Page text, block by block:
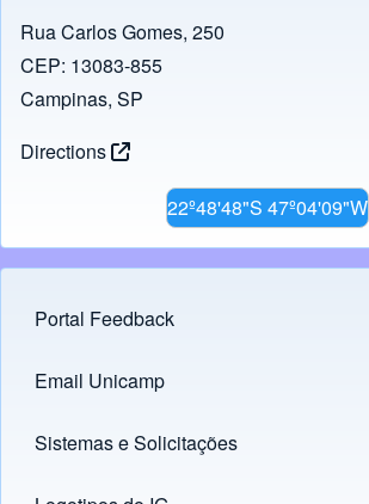
Rua Carlos Gomes, 250
CEP: 13083-855
Campinas, SP
Directions
22º48'48"S 47º04'09"W
Footer menu
Portal Feedback
Links
Email Unicamp
(opens in new tab)
Sistemas e Solicitações
(opens in new tab)